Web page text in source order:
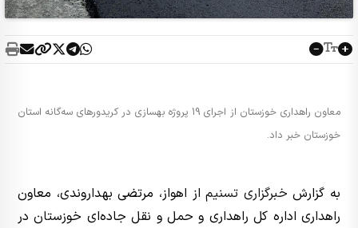
معاون راهداری خوزستان از اجرای 19 پروژه بهسازی در کریدورهای سه‌گانه استان
خوزستان خبر داد.
به گزارش خبرگزاری تسنیماز اهواز، مرتضی بهداروندی، معاون
راهداری اداره کل راهداری و حمل و نقل جاده‌ای خوزستان در